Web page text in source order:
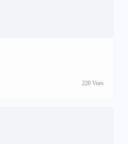
220 Vues